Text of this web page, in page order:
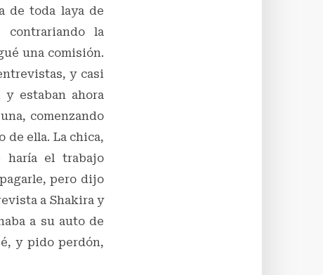
de toda laya de
contrariando la
una comisión.
y casi
estaban ahora
comenzando
de ella. La chica,
haría el trabajo
pero dijo
a Shakira y
a su auto de
y pido perdón,